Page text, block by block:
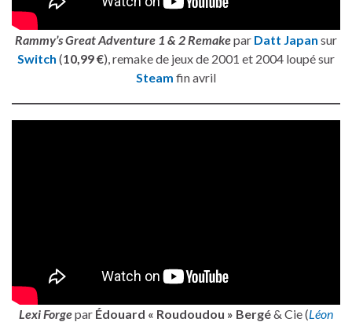
Rammy’s Great Adventure 1 & 2 Remakepar Datt Japan sur
Switch (10,99 €), remake de jeux de 2001 et 2004 loupé sur
Steam fin avril
Lexi Forgepar Édouard « Roudoudou » Bergé& Cie (Léon